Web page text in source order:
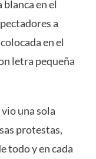
en el
a
en el
letra pequeña
una sola
protestas,
todo y en cada